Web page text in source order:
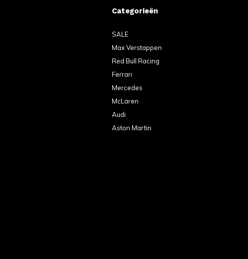
Categorieën
SALE
Max Verstappen
Red Bull Racing
Ferrari
Mercedes
McLaren
Audi
Aston Martin